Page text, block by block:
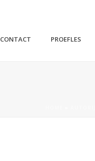
CONTACT PROEFLES